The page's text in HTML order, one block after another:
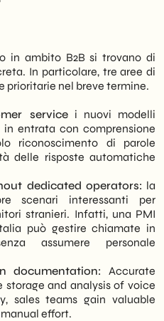
in ambito B2B si trovano di
In particolare, tre aree di
prioritarie nel breve termine.
servicei nuovi modelli
entrata con comprensione
riconoscimento di parole
delle risposte automatiche
dedicated operators: la
scenari interessanti per
stranieri. Infatti, una PMI
può gestire chiamate in
assumere personale
documentation:
Accurate
and analysis of voice
sales teams gain valuable
effort.